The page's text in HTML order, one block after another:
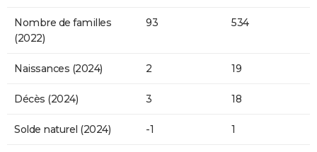
Nombre de familles
(2022)
93 534
Naissances (2024) 2 19
Décès (2024) 3 18
Solde naturel (2024) -1 1